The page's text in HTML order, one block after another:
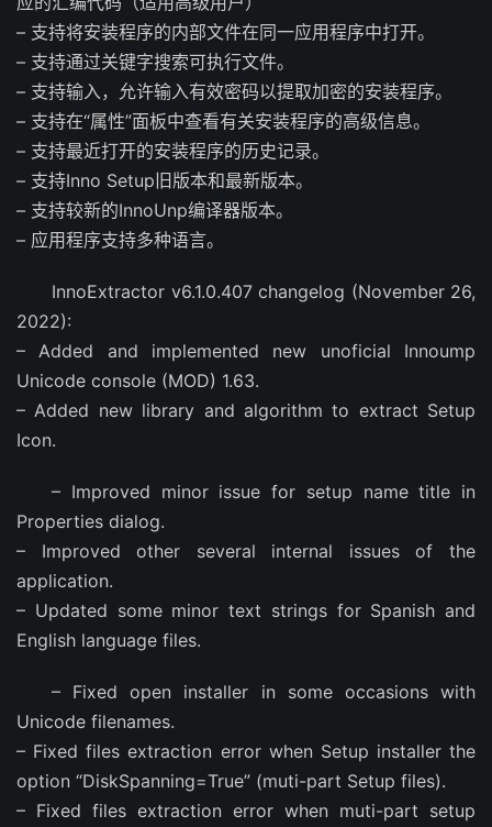
– 支持将安装程序的内部文件在同一应用程序中打开。
– 支持通过关键字搜索可执行文件。
– 支持输入，允许输入有效密码以提取加密的安装程序。
– 支持在“属性”面板中查看有关安装程序的高级信息。
– 支持最近打开的安装程序的历史记录。
– 支持Inno Setup旧版本和最新版本。
– 支持较新的InnoUnp编译器版本。
– 应用程序支持多种语言。
InnoExtractor v6.1.0.407 changelog (November 26,
2022):
– Added and implemented new unoficial Innoump
Unicode console (MOD) 1.63.
– Added new library and algorithm to extract Setup
Icon.
– Improved minor issue for setup name title in
Properties dialog.
– Improved other several internal issues of the
application.
– Updated some minor text strings for Spanish and
English language files.
– Fixed open installer in some occasions with
Unicode filenames.
– Fixed files extraction error when Setup installer the
option “DiskSpanning=True” (muti-part Setup files).
– Fixed files extraction error when muti-part setup